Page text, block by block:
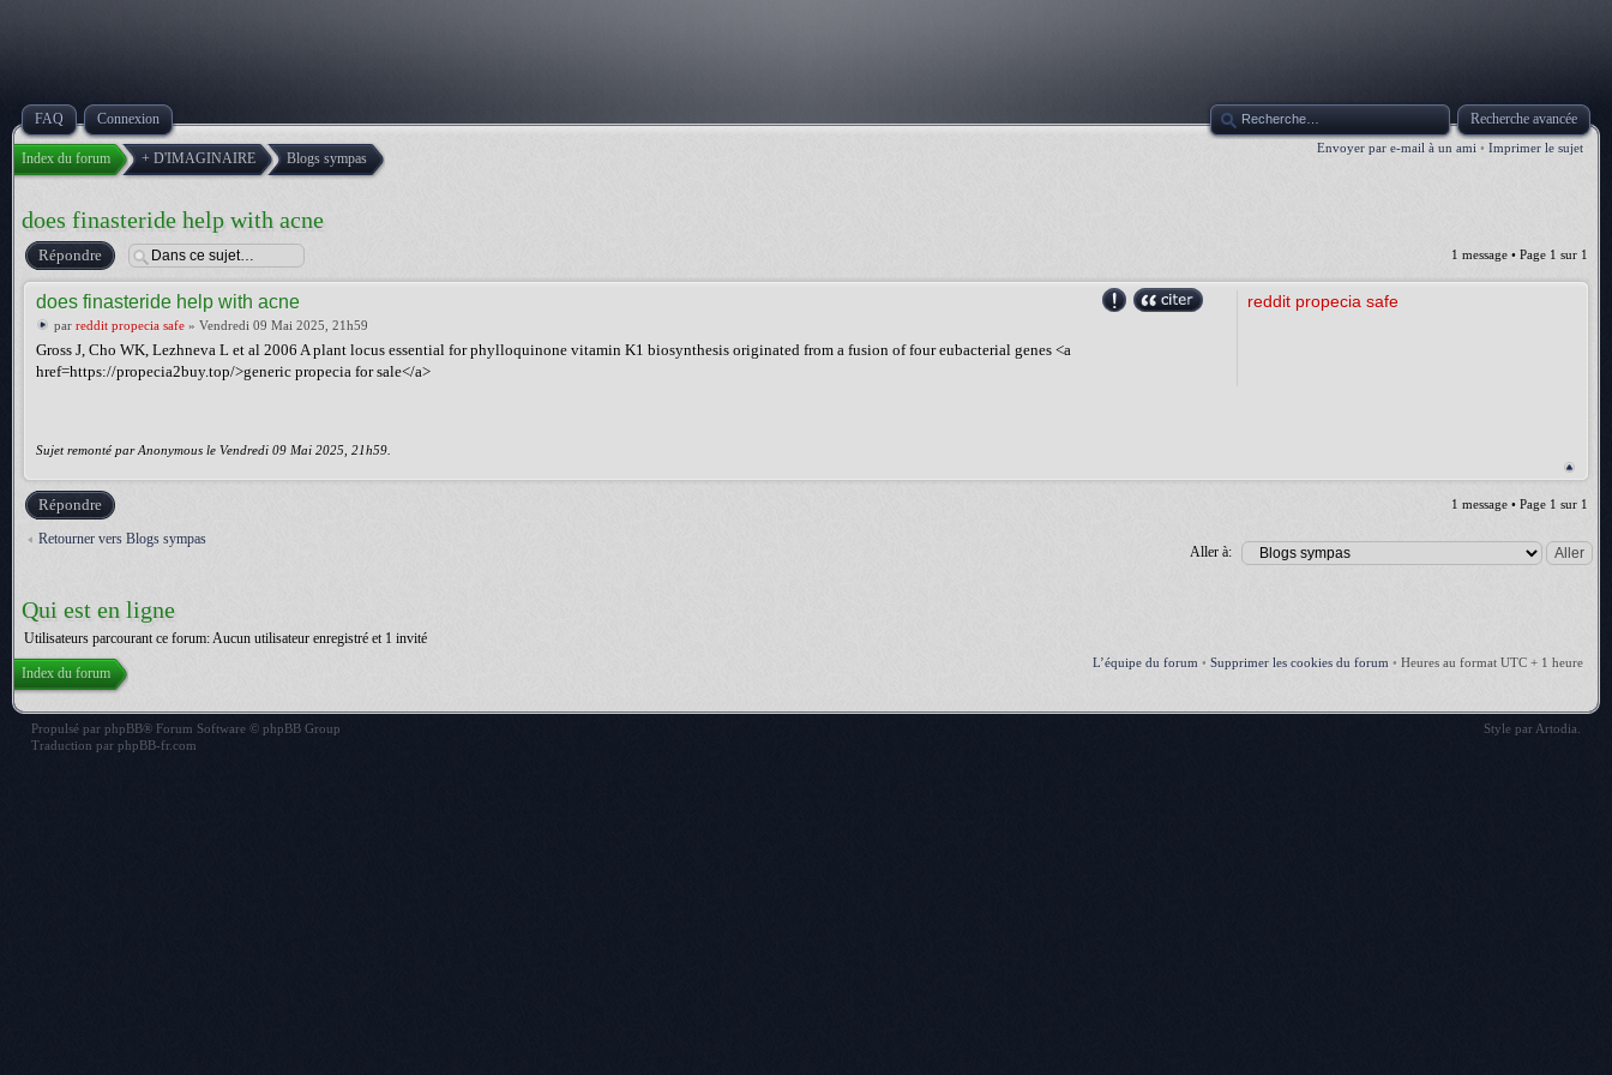
FAQ Connexion Recherche avancée
Envoyer par e-mail à un ami • Imprimer le sujet
Index du forum + D'IMAGINAIRE Blogs sympas
does finasteride help with acne
Répondre 1 message • Page 1 sur 1
does finasteride help with acne
par reddit propecia safe » Vendredi 09 Mai 2025, 21h59
Gross J, Cho WK, Lezhneva L et al 2006 A plant locus essential for phylloquinone vitamin K1 biosynthesis originated from a fusion of four eubacterial genes <a
href=https://propecia2buy.top/>generic propecia for sale</a>
Sujet remonté par Anonymous le Vendredi 09 Mai 2025, 21h59.
reddit propecia safe
Répondre 1 message • Page 1 sur 1
Retourner vers Blogs sympas
Aller à:
Qui est en ligne
Utilisateurs parcourant ce forum: Aucun utilisateur enregistré et 1 invité
L’équipe du forum • Supprimer les cookies du forum • Heures au format UTC + 1 heure
Index du forum
Propulsé par phpBB® Forum Software © phpBB Group
Traduction par phpBB-fr.com
Style par Artodia